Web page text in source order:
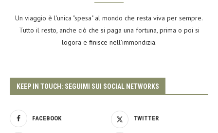
Un viaggio è l'unica "spesa" al mondo che resta viva per sempre.
Tutto il resto, anche ciò che si paga una fortuna, prima o poi si
logora e finisce nell'immondizia.
KEEP IN TOUCH: SEGUIMI SUI SOCIAL NETWORKS
FACEBOOK TWITTER